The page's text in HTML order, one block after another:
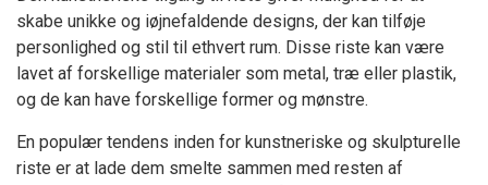
skabe unikke og iøjnefaldende designs, der kan tilføje
personlighed og stil til ethvert rum. Disse riste kan være
lavet af forskellige materialer som metal, træ eller plastik,
og de kan have forskellige former og mønstre.
En populær tendens inden for kunstneriske og skulpturelle
riste er at lade dem smelte sammen med resten af